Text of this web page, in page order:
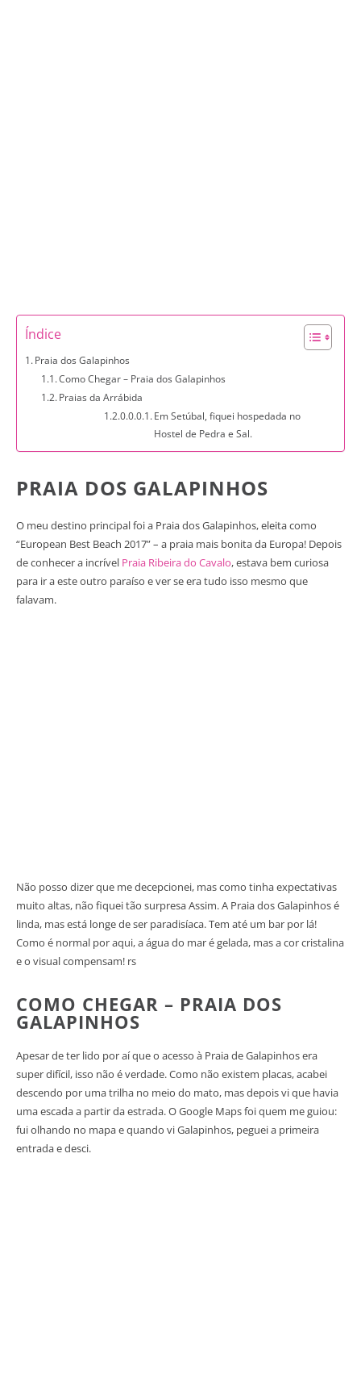
Índice
Praia dos Galapinhos
Como Chegar – Praia dos Galapinhos
Praias da Arrábida
Em Setúbal, fiquei hospedada no
Hostel de Pedra e Sal.
PRAIA DOS GALAPINHOS
O meu destino principal foi a Praia dos Galapinhos, eleita como
“European Best Beach 2017” – a praia mais bonita da Europa! Depois
de conhecer a incrível Praia Ribeira do Cavalo, estava bem curiosa
para ir a este outro paraíso e ver se era tudo isso mesmo que
falavam.
Não posso dizer que me decepcionei, mas como tinha expectativas
muito altas, não fiquei tão surpresa Assim. A Praia dos Galapinhos é
linda, mas está longe de ser paradisíaca. Tem até um bar por lá!
Como é normal por aqui, a água do mar é gelada, mas a cor cristalina
e o visual compensam! rs
COMO CHEGAR – PRAIA DOS
GALAPINHOS
Apesar de ter lido por aí que o acesso à Praia de Galapinhos era
super difícil, isso não é verdade. Como não existem placas, acabei
descendo por uma trilha no meio do mato, mas depois vi que havia
uma escada a partir da estrada. O Google Maps foi quem me guiou:
fui olhando no mapa e quando vi Galapinhos, peguei a primeira
entrada e desci.